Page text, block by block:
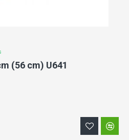
(56 cm) U641